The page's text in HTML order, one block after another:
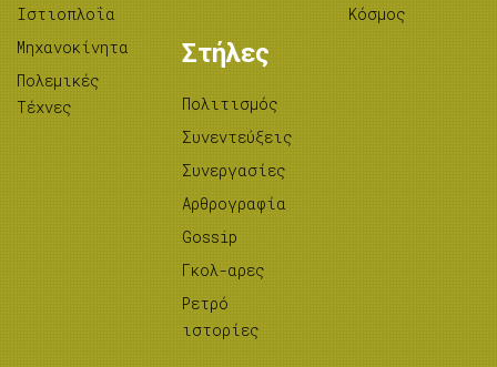
Ιστιοπλοΐα
Μηχανοκίνητα
Πολεμικές
Τέχνες
Κόσμος
Στήλες
Πολιτισμός
Συνεντεύξεις
Συνεργασίες
Αρθρογραφία
Gossip
Γκολ-αρες
Ρετρό
ιστορίες